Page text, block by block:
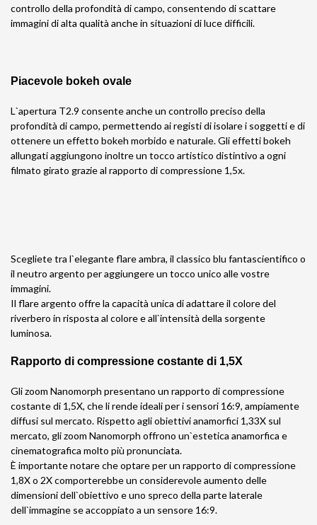
controllo della profondità di campo, consentendo di scattare
immagini di alta qualità anche in situazioni di luce difficili.
Piacevole bokeh ovale
L`apertura T2.9 consente anche un controllo preciso della
profondità di campo, permettendo ai registi di isolare i soggetti e di
ottenere un effetto bokeh morbido e naturale. Gli effetti bokeh
allungati aggiungono inoltre un tocco artistico distintivo a ogni
filmato girato grazie al rapporto di compressione 1,5x.
Scegliete tra l`elegante flare ambra, il classico blu fantascientifico o
il neutro argento per aggiungere un tocco unico alle vostre
immagini.
Il flare argento offre la capacità unica di adattare il colore del
riverbero in risposta al colore e all`intensità della sorgente
luminosa.
Rapporto di compressione costante di 1,5X
Gli zoom Nanomorph presentano un rapporto di compressione
costante di 1,5X, che li rende ideali per i sensori 16:9, ampiamente
diffusi sul mercato. Rispetto agli obiettivi anamorfici 1,33X sul
mercato, gli zoom Nanomorph offrono un`estetica anamorfica e
cinematografica molto più pronunciata.
È importante notare che optare per un rapporto di compressione
1,8X o 2X comporterebbe un considerevole aumento delle
dimensioni dell`obiettivo e uno spreco della parte laterale
dell`immagine se accoppiato a un sensore 16:9.